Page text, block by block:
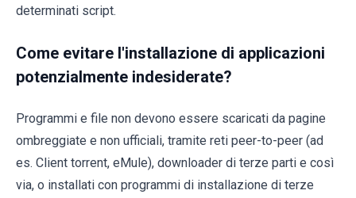
determinati script.
Come evitare l'installazione di applicazioni
potenzialmente indesiderate?
Programmi e file non devono essere scaricati da pagine
ombreggiate e non ufficiali, tramite reti peer-to-peer (ad
es. Client torrent, eMule), downloader di terze parti e così
via, o installati con programmi di installazione di terze